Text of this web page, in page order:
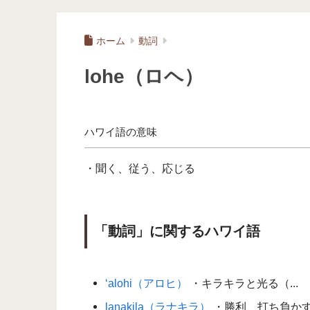
ホーム 動詞
lohe（ロヘ）
ハワイ語の意味
・聞く、従う、応じる
「動詞」に関するハワイ語
‘alohi（アロヒ）
・キラキラと光る（...
lanakila（ラナキラ）
・勝利、打ち負か